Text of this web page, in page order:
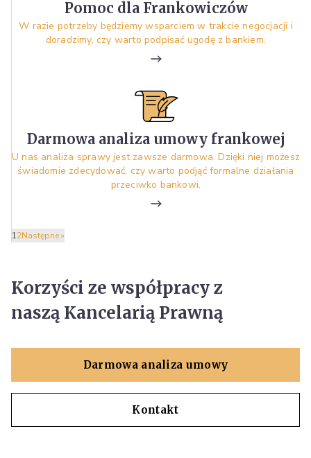
Pomoc dla Frankowiczów
W razie potrzeby będziemy wsparciem w trakcie negocjacji i
doradzimy, czy warto podpisać ugodę z bankiem.
Darmowa analiza umowy frankowej
U nas analiza sprawy jest zawsze darmowa. Dzięki niej możesz
świadomie zdecydować, czy warto podjąć formalne działania
przeciwko bankowi.
12Następne »
Korzyści ze współpracy z
naszą Kancelarią Prawną
Darmowa analiza umowy
Kontakt